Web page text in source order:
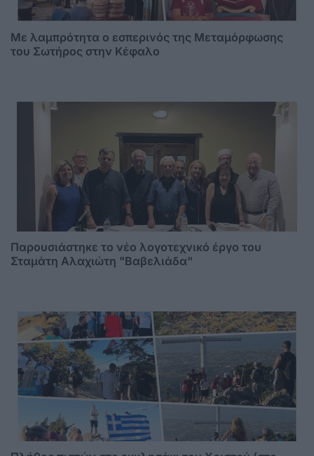
Με λαμπρότητα ο εσπερινός της Μεταμόρφωσης
του Σωτήρος στην Κέφαλο
Παρουσιάστηκε το νέο λογοτεχνικό έργο του
Σταμάτη Αλαχιώτη "Βαβελιάδα"